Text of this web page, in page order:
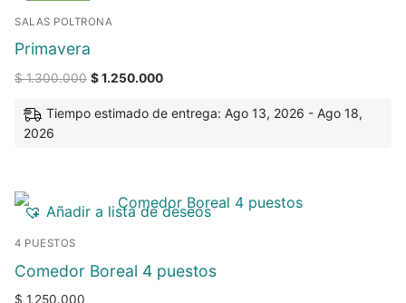
SALAS POLTRONA
Primavera
$1.300.000 $1.250.000
Tiempo estimado de entrega: Ago 13, 2026 - Ago 18,
2026
Añadir a lista de deseos
4 PUESTOS
Comedor Boreal 4 puestos
$ 1.250.000